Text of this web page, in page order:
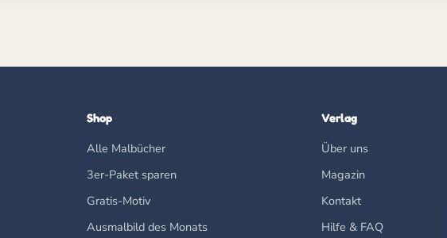
Shop
Alle Malbücher
3er-Paket sparen
Gratis-Motiv
Ausmalbild des Monats
Verlag
Über uns
Magazin
Kontakt
Hilfe & FAQ